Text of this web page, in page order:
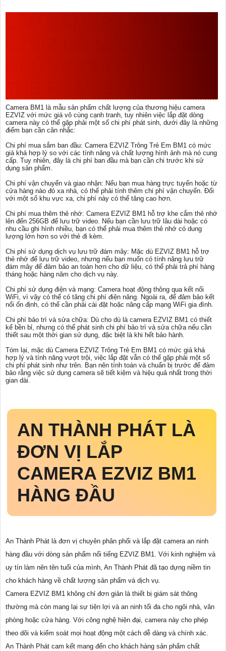
Camera BM1 là mẫu sản phẩm chất lượng của thương hiệu camera
EZVIZ với mức giá vô cùng cạnh tranh, tuy nhiên việc lắp đặt dòng
camera này có thể gặp phải một số chi phí phát sinh, dưới đây là những
điểm bạn cần cân nhắc:
Chi phí mua sắm ban đầu: Camera EZVIZ Trông Trẻ Em BM1 có mức
giá khá hợp lý so với các tính năng và chất lượng hình ảnh mà nó cung
cấp. Tuy nhiên, đây là chi phí ban đầu mà bạn cần chi trước khi sử
dụng sản phẩm.
Chi phí vận chuyển và giao nhận: Nếu bạn mua hàng trực tuyến hoặc từ
cửa hàng nào đó xa nhà, có thể phải tính thêm chi phí vận chuyển. Đối
với một số khu vực xa, chi phí này có thể tăng cao hơn.
Chi phí mua thêm thẻ nhớ: Camera EZVIZ BM1 hỗ trợ khe cắm thẻ nhớ
lên đến 256GB để lưu trữ video. Nếu bạn cần lưu trữ lâu dài hoặc có
nhu cầu ghi hình nhiều, bạn có thể phải mua thêm thẻ nhớ có dung
lượng lớn hơn so với thẻ đi kèm.
Chi phí sử dụng dịch vụ lưu trữ đám mây: Mặc dù EZVIZ BM1 hỗ trợ
thẻ nhớ để lưu trữ video, nhưng nếu bạn muốn có tính năng lưu trữ
đám mây để đảm bảo an toàn hơn cho dữ liệu, có thể phải trả phí hàng
tháng hoặc hàng năm cho dịch vụ này.
Chi phí sử dụng điện và mạng: Camera hoạt động thông qua kết nối
WiFi, vì vậy có thể có tăng chi phí điện năng. Ngoài ra, để đảm bảo kết
nối ổn định, có thể cần phải cài đặt hoặc nâng cấp mạng WiFi gia đình.
Chi phí bảo trì và sửa chữa: Dù cho dù là camera EZVIZ BM1 có thiết
kế bền bỉ, nhưng có thể phát sinh chi phí bảo trì và sửa chữa nếu cần
thiết sau một thời gian sử dụng, đặc biệt là khi hết bảo hành.
Tóm lại, mặc dù Camera EZVIZ Trông Trẻ Em BM1 có mức giá khá
hợp lý và tính năng vượt trội, việc lắp đặt vẫn có thể gặp phải một số
chi phí phát sinh như trên. Bạn nên tính toán và chuẩn bị trước để đảm
bảo rằng việc sử dụng camera sẽ tiết kiệm và hiệu quả nhất trong thời
gian dài.
AN THÀNH PHÁT LÀ
ĐƠN VỊ LẮP
CAMERA EZVIZ BM1
HÀNG ĐẦU
An Thành Phát là đơn vị chuyên phân phối và lắp đặt camera an ninh
hàng đầu với dòng sản phẩm nổi tiếng EZVIZ BM1. Với kinh nghiệm và
uy tín làm nên tên tuổi của mình, An Thành Phát đã tạo dựng niềm tin
cho khách hàng về chất lượng sản phẩm và dịch vụ.
Camera EZVIZ BM1 không chỉ đơn giản là thiết bị giám sát thông
thường mà còn mang lại sự tiện lợi và an ninh tối đa cho ngôi nhà, văn
phòng hoặc cửa hàng. Với công nghệ hiện đại, camera này cho phép
theo dõi và kiểm soát mọi hoạt động một cách dễ dàng và chính xác.
An Thành Phát cam kết mang đến cho khách hàng sản phẩm chất